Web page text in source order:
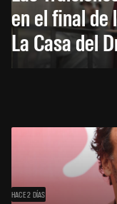
en el final de
La Casa del
HACE 2 DÍAS